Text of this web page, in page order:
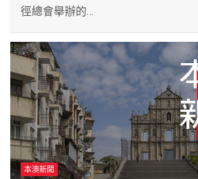
徑總會舉辦的…
本澳新聞